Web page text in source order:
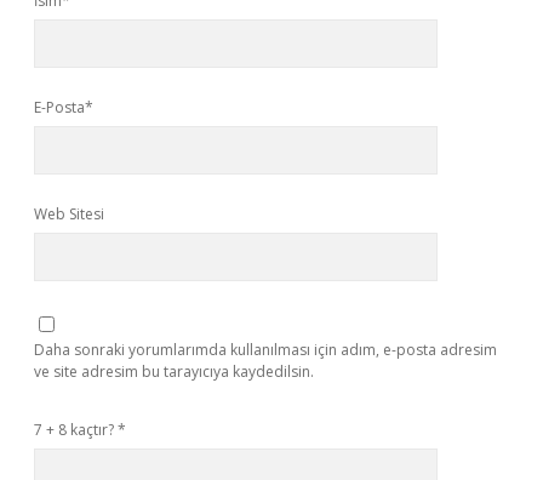
E-Posta*
Web Sitesi
Daha sonraki yorumlarımda kullanılması için adım, e-posta adresim
ve site adresim bu tarayıcıya kaydedilsin.
7 + 8 kaçtır?*